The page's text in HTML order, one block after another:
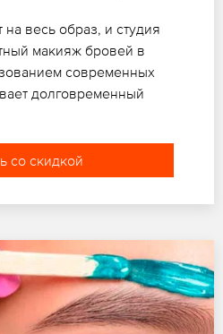
весь образ, и студия
макияж бровей в
современных
долговременный
со скидкой